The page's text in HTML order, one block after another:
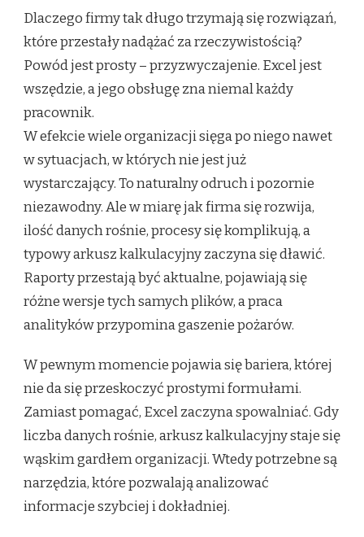
Dlaczego firmy tak długo trzymają się rozwiązań,
które przestały nadążać za rzeczywistością?
Powód jest prosty – przyzwyczajenie. Excel jest
wszędzie, a jego obsługę zna niemal każdy
pracownik.
W efekcie wiele organizacji sięga po niego nawet
w sytuacjach, w których nie jest już
wystarczający. To naturalny odruch i pozornie
niezawodny. Ale w miarę jak firma się rozwija,
ilość danych rośnie, procesy się komplikują, a
typowy arkusz kalkulacyjny zaczyna się dławić.
Raporty przestają być aktualne, pojawiają się
różne wersje tych samych plików, a praca
analityków przypomina gaszenie pożarów.
W pewnym momencie pojawia się bariera, której
nie da się przeskoczyć prostymi formułami.
Zamiast pomagać, Excel zaczyna spowalniać. Gdy
liczba danych rośnie, arkusz kalkulacyjny staje się
wąskim gardłem organizacji. Wtedy potrzebne są
narzędzia, które pozwalają analizować
informacje szybciej i dokładniej.